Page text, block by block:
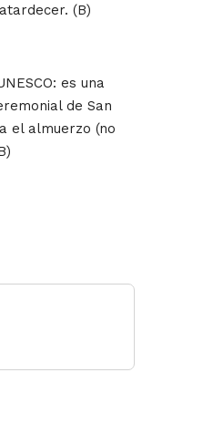
(B)
es una
de San
el almuerzo (no